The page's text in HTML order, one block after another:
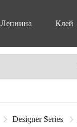
Лепнина Клей
Designer Series